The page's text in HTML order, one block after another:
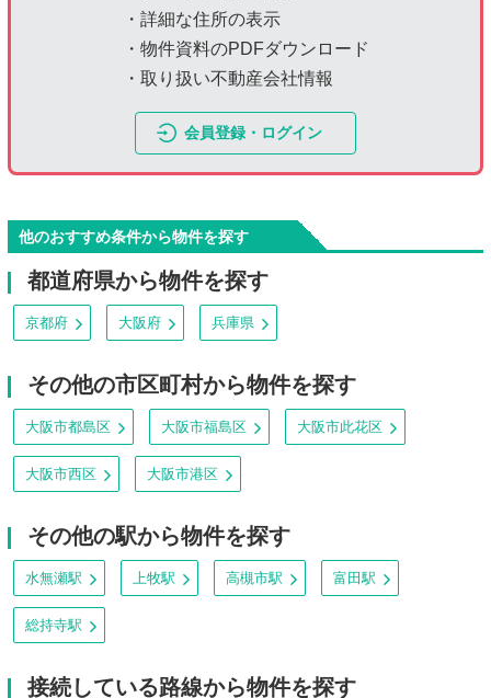
・詳細な住所の表示
・物件資料のPDFダウンロード
・取り扱い不動産会社情報
会員登録・ログイン
他のおすすめ条件から物件を探す
都道府県から物件を探す
京都府 大阪府 兵庫県
その他の市区町村から物件を探す
大阪市都島区 大阪市福島区 大阪市此花区
大阪市西区 大阪市港区
その他の駅から物件を探す
水無瀬駅 上牧駅 高槻市駅 富田駅
総持寺駅
接続している路線から物件を探す